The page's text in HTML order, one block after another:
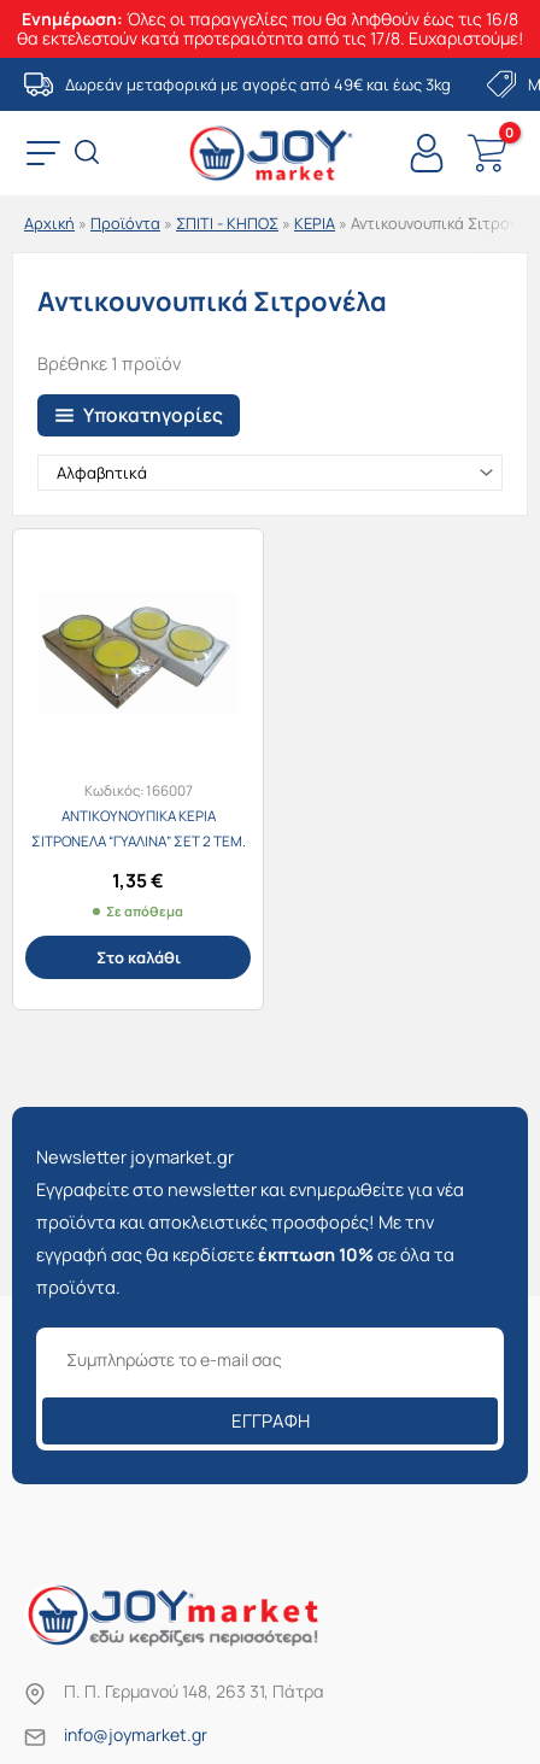
Ενημέρωση: Όλες οι παραγγελίες που θα ληφθούν έως τις 16/8
θα εκτελεστούν κατά προτεραιότητα από τις 17/8. Ευχαριστούμε!
Μετάβαση
στο
περιεχόμενο
Δωρεάν μεταφορικά με αγορές από 49€ και έως 3kg
Αρχική » Προϊόντα » ΣΠΙΤΙ - ΚΗΠΟΣ » ΚΕΡΙΑ » Αντικουνουπικά
Αντικουνουπικά Σιτρονέλα
Υποκατηγορίες
Βρέθηκε 1 προϊόν
Κωδικός:166007
ΑΝΤΙΚΟΥΝΟΥΠΙΚΑ ΚΕΡΙΑ
ΣΙΤΡΟΝΕΛΑ “ΓΥΑΛΙΝΑ” ΣΕΤ 2 ΤΕΜ.
1,35€
Σε απόθεμα
Στο καλάθι
Newsletter joymarket.gr
Εγγραφείτε στο newsletter και ενημερωθείτε για νέα
προϊόντα και αποκλειστικές προσφορές! Με την
εγγραφή σας θα κερδίσετεέκπτωση 10%σε όλα τα
προϊόντα.
ΕΓΓΡΑΦΉ
Π. Π. Γερμανού 148, 263 31, Πάτρα
info@joymarket.gr